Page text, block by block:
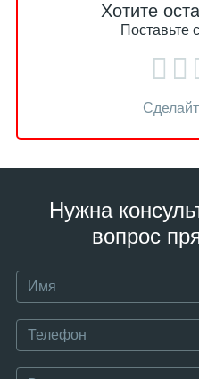
Хотите
Поставьте
Нужна
вопрос